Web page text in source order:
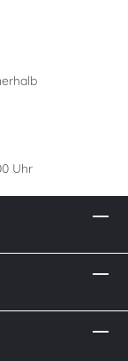
Uhr